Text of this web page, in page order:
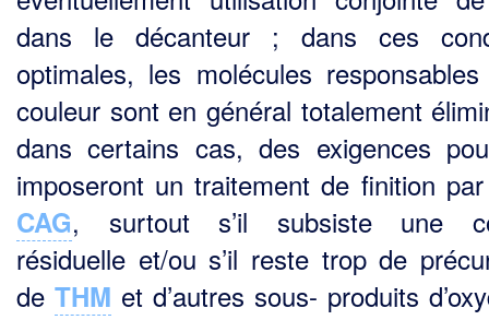
dans le décanteur ; dans ces
optimales, les molécules
couleur sont en général totale­ment
dans certains cas, des exigences
imposeront un traitement de finition
CAG, surtout s’il subsiste une
résiduelle et/ou s’il reste trop de
de THM et d’autres sous- produits